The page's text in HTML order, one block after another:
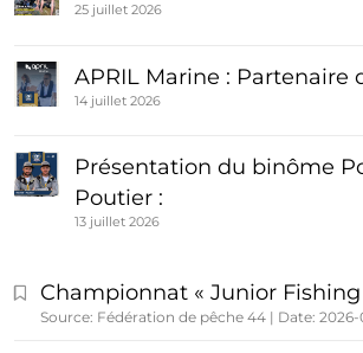
25 juillet 2026
APRIL Marine : Partenaire
14 juillet 2026
Présentation du binôme
Poutier :
13 juillet 2026
Championnat « Junior Fishing
Source: Fédération de pêche 44 Date: 2026-